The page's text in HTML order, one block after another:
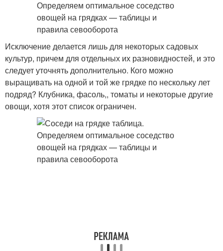
Исключение делается лишь для некоторых садовых
культур, причем для отдельных их разновидностей, и это
следует уточнять дополнительно. Кого можно
выращивать на одной и той же грядке по нескольку лет
подряд? Клубника, фасоль,, томаты и некоторые другие
овощи, хотя этот список ограничен.